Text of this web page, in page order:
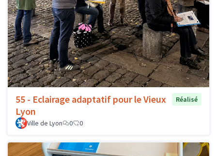
55 - Eclairage adaptatif pour le Vieux
Lyon
Réalisé
Ville de Lyon 0 0